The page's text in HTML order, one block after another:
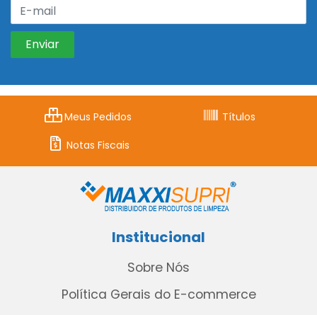
Meus Pedidos
Títulos
Notas Fiscais
Institucional
Sobre Nós
Política Gerais do E-commerce